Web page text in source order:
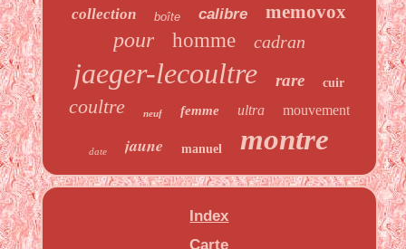
collection boîte calibre memovox
pour homme cadran
jaeger-lecoultre rare cuir
coultre neuf femme ultra mouvement
date jaune manuel montre
Index
Carte